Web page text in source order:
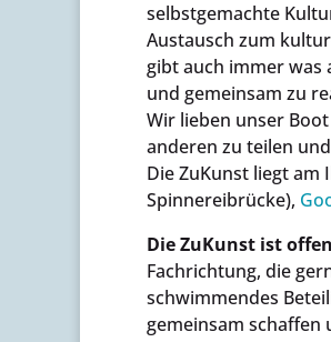
selbstgemachte
Austausch zum
gibt auch immer was
und gemeinsam zu
Wir lieben unser
anderen zu teilen
Die ZuKunst liegt am
Spinnereibrücke),
Die ZuKunst ist offen
Fachrichtung, die
schwimmendes
gemeinsam schaffen